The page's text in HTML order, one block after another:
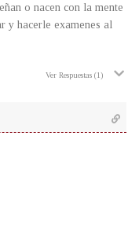
o nacen con la mente
y hacerle examenes al
Ver Respuestas (1)